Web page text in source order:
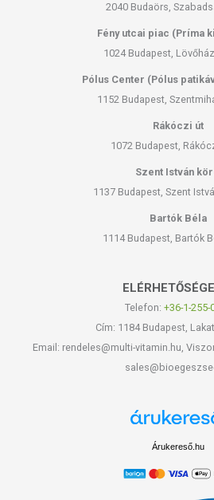
2040 Budaörs,
Fény utcai piac (Príma
1024 Budapest,
Pólus Center (Pólus
1152 Budapest,
Rákóczi út
1072 Budapest,
Szent István
1137 Budapest, Szent
Bartók Béla
1114 Budapest, Bartók
Telefon: +36-1-255-
Cím: 1184 Budapest,
Email: rendeles@multi-vitamin.hu,
Árukereső.hu